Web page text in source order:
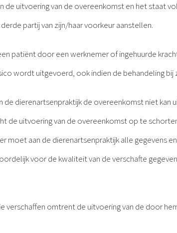
uitvoering van de overeenkomst en het staat
partij van zijn/haar voorkeur aanstellen.
patiënt door een werknemer of ingehuurde
wordt uitgevoerd, ook indien de behandeling bij
dierenartsenpraktijk de overeenkomst niet kan
de uitvoering van de overeenkomst op te
moet aan de dierenartsenpraktijk alle gegevens
voor de kwaliteit van de verschafte
verschaffen omtrent de uitvoering van de door